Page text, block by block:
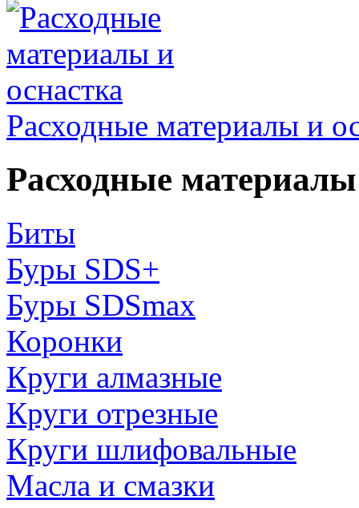
Расходные материалы и
Расходные
Биты
Буры SDS+
Буры SDSmax
Коронки
Круги алмазные
Круги отрезные
Круги шлифовальные
Масла и смазки